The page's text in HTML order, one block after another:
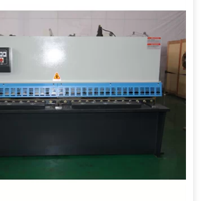
Potente motor. Máquina cizalla de alta
cizalla cnc mecánica Maquinaria de corte de
Servicio posventa * Capacitación
la máquina, capacitación sobre cómo